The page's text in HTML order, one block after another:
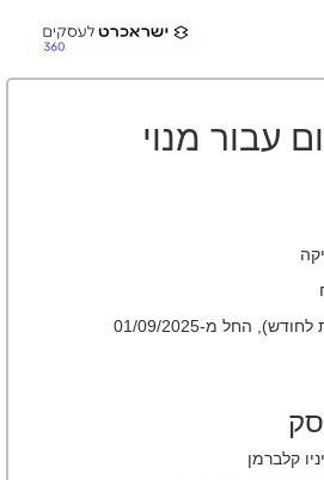
עבור מנוי
החל מ-01/09/2025
קלברמן